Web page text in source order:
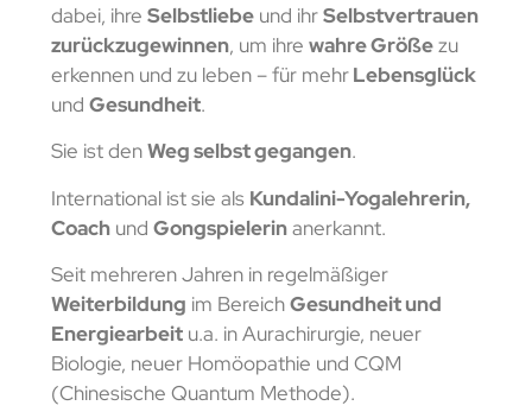
dabei, ihre Selbstliebeund ihrSelbstvertrauen
zurückzugewinnen, um ihre wahre Größezu
erkennen und zu leben – für mehrLebensglück
und Gesundheit.
Sie ist denWeg selbst gegangen.
International ist sie als Kundalini-Yogalehrerin,
Coachund Gongspielerinanerkannt.
Seit mehreren Jahren in regelmäßiger
Weiterbildung im BereichGesundheit und
Energiearbeitu.a. in Aurachirurgie, neuer
Biologie, neuer Homöopathie und CQM
(Chinesische Quantum Methode).